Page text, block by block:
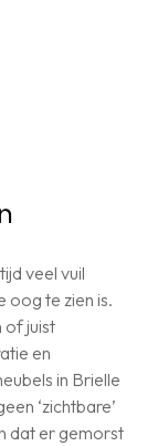
veel vuil
oog te zien is.
of juist
en
in Brielle
‘zichtbare’
dat er gemorst